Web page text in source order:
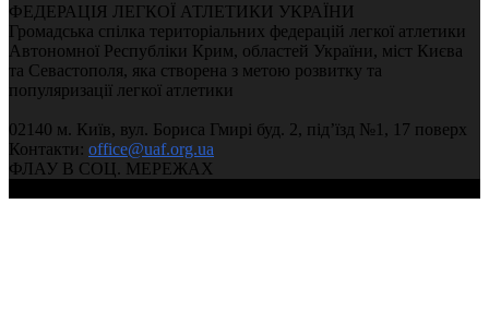
ФЕДЕРАЦІЯ ЛЕГКОЇ АТЛЕТИКИ УКРАЇНИ
Громадська спілка територіальних федерацій легкої атлетики
Автономної Республіки Крим, областей України, міст Києва
та Севастополя, яка створена з метою розвитку та
популяризації легкої атлетики
02140 м. Київ, вул. Бориса Гмирі буд. 2, під’їзд №1, 17 поверх
Контакти: office@uaf.org.ua
ФЛАУ В СОЦ. МЕРЕЖАХ